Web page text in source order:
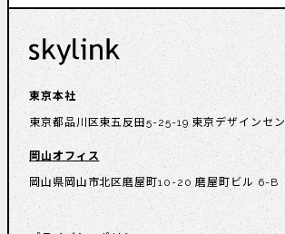
東京本社
東京都品川区東五反田5-25-19 東京デザインセ
岡山オフィス
岡山県岡山市北区磨屋町10-20 磨屋町ビル 6-B